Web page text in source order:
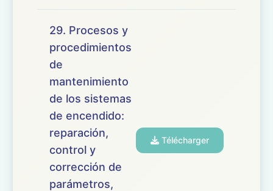
estudiamos el tema
oposiciones de
Mantenimiento de
Vehículos, centrado
en los sistemas...
29. Procesos y
procedimientos
de
mantenimiento
de los sistemas
de encendido:
reparación,
control y
corrección de
parámetros,
Télécharger